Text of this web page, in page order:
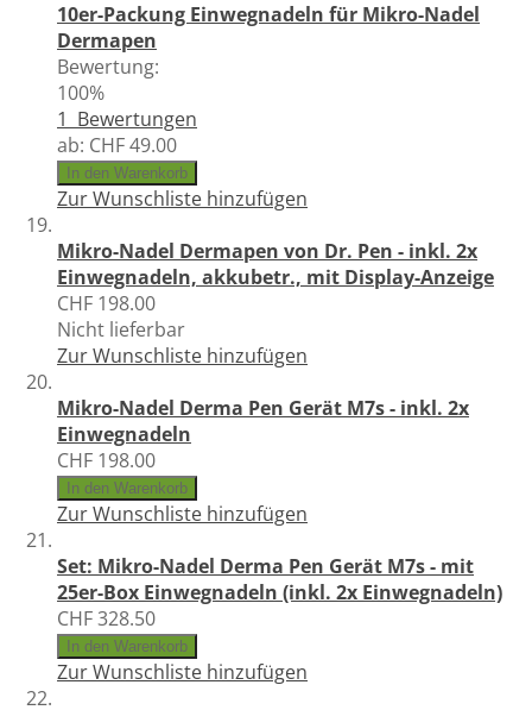
10er-Packung Einwegnadeln für Mikro-Nadel
Dermapen
Bewertung:
100%
1 Bewertungen
ab: CHF 49.00
In den Warenkorb
Zur Wunschliste hinzufügen
Mikro-Nadel Dermapen von Dr. Pen - inkl. 2x
Einwegnadeln, akkubetr., mit Display-Anzeige
CHF 198.00
Nicht lieferbar
Zur Wunschliste hinzufügen
Mikro-Nadel Derma Pen Gerät M7s - inkl. 2x
Einwegnadeln
CHF 198.00
In den Warenkorb
Zur Wunschliste hinzufügen
Set: Mikro-Nadel Derma Pen Gerät M7s - mit
25er-Box Einwegnadeln (inkl. 2x Einwegnadeln)
CHF 328.50
In den Warenkorb
Zur Wunschliste hinzufügen